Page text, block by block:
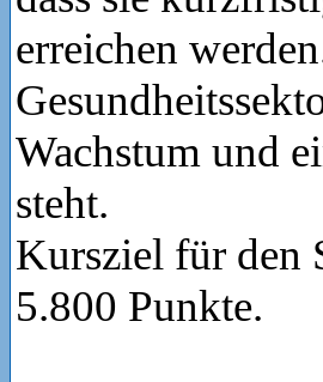
erreichen
Wachstum und
steht.
Kursziel für den
5.800 Punkte.